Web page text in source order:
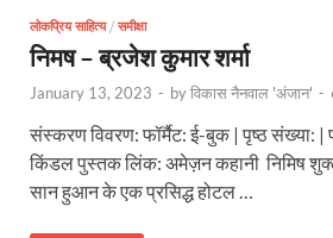
लोकप्रिय साहित्य/ समीक्षा
निमष – ब्रजेश कुमार शर्मा
January 13, 2023 - byविकास नैनवाल 'अंजान' -
संस्करण विवरण: फॉर्मैट: ई-बुक | पृष्ठ संख्या: |
किंडल पुस्तक लिंक: अमेज़न कहानी निमिष
सान हुआन के एक प्रसिद्ध होटल …